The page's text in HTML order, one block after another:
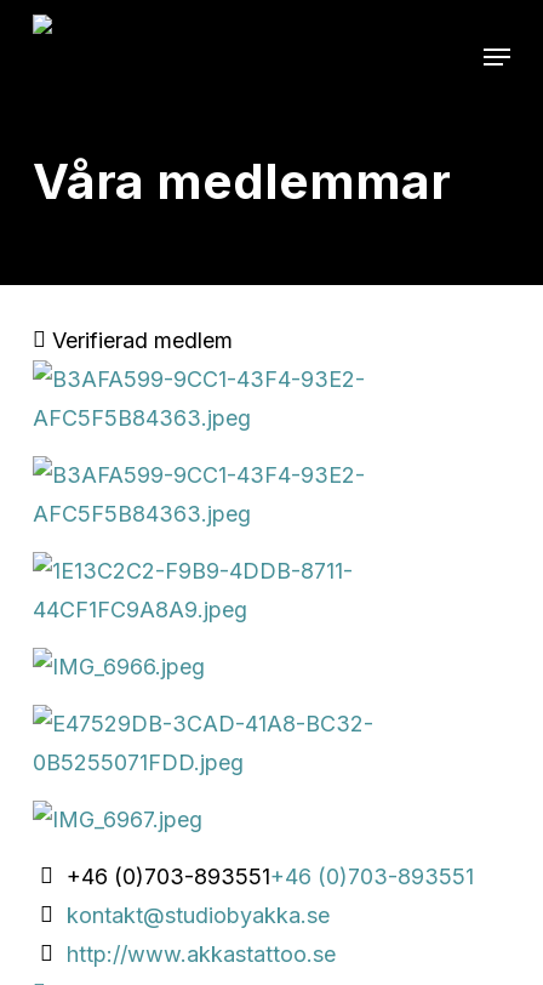
Skip
Menu
Våra medlemmar
Verifierad medlem
+46 (0)703-893551+46 (0)703-893551
kontakt@studiobyakka.se
http://www.akkastattoo.se